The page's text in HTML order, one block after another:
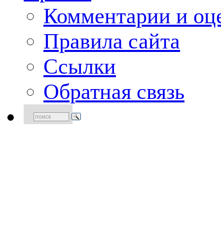
Комментарии и
Правила сайта
Ссылки
Обратная связь